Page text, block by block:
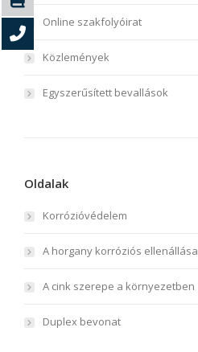
Online szakfolyóirat
Közlemények
Egyszerűsített bevallások
Oldalak
Korrózióvédelem
A horgany korróziós ellenállása
A cink szerepe a környezetben
Duplex bevonat